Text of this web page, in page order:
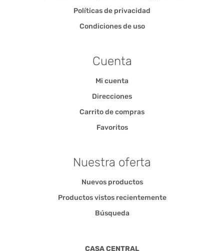
Políticas de privacidad
Condiciones de uso
Cuenta
Mi cuenta
Direcciones
Carrito de compras
Favoritos
Nuestra oferta
Nuevos productos
Productos vistos recientemente
Búsqueda
CASA CENTRAL